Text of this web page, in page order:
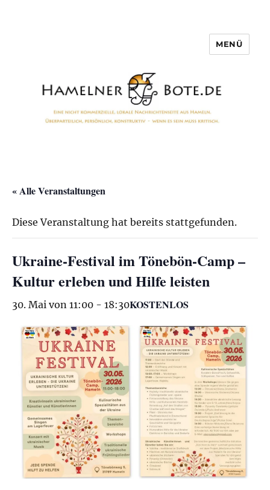
MENÜ
« Alle Veranstaltungen
Diese Veranstaltung hat bereits stattgefunden.
Ukraine-Festival im Tönebön-Camp –
Kultur erleben und Hilfe leisten
30. Mai von 11:00 - 18:30KOSTENLOS